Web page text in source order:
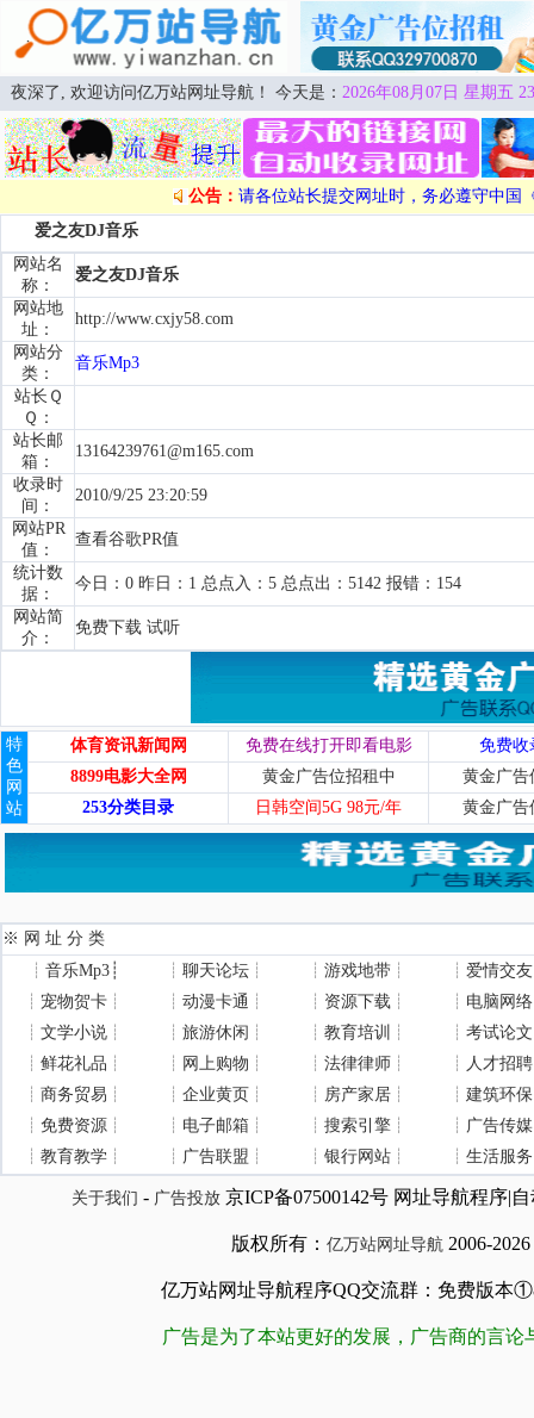
夜深了, 欢迎访问亿万站网址导航！ 今天是： 2026年08月07日 星期五
公告： 请各位站长提交网址时，务必遵守中国
爱之友DJ音乐
网站名
称：
爱之友DJ音乐
网站地
址：
http://www.cxjy58.com
网站分
类：
音乐Mp3
站长Ｑ
Ｑ：
站长邮
箱：
13164239761@m165.com
收录时
间：
2010/9/25 23:20:59
网站PR
值：
查看谷歌PR值
统计数
据：
今日：0 昨日：1 总点入：5 总点出：5142 报错：154
网站简
介：
免费下载 试听
特
色
网
站
体育资讯新闻网 免费在线打开即看电影
免费收
8899电影大全网
黄金广告位招租中
黄金广告
253分类目录
日韩空间5G 98元/年 黄金广告
※ 网 址 分 类
┊ 音乐Mp3 ┊ ┊ 聊天论坛 ┊ ┊ 游戏地带 ┊ ┊ 爱情交友
┊ 宠物贺卡 ┊ ┊ 动漫卡通 ┊ ┊ 资源下载 ┊ ┊ 电脑网络
┊ 文学小说 ┊ ┊ 旅游休闲 ┊ ┊ 教育培训 ┊ ┊ 考试论文
┊ 鲜花礼品 ┊ ┊ 网上购物 ┊ ┊ 法律律师 ┊ ┊ 人才招聘
┊ 商务贸易 ┊ ┊ 企业黄页 ┊ ┊ 房产家居 ┊ ┊ 建筑环保
┊ 免费资源 ┊ ┊ 电子邮箱 ┊ ┊ 搜索引擎 ┊ ┊ 广告传媒
┊ 教育教学 ┊ ┊ 广告联盟 ┊ ┊ 银行网站 ┊ ┊ 生活服务
关于我们 - 广告投放京ICP备07500142号 网址导航程序|
版权所有： 亿万站网址导航 2006-2026
亿万站网址导航程序QQ交流群：免费版本
广告是为了本站更好的发展，广告商的言